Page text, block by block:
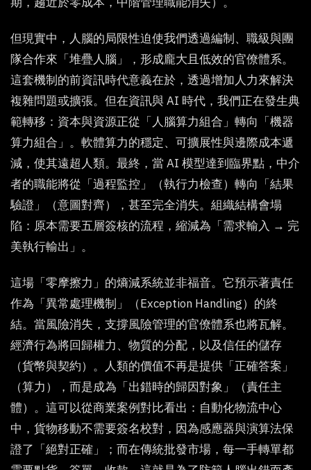
但現實中，人腦的局限性迫使我們透過編制、職級與團
隊合作來「堆疊人腦」，形成龐大且低效的官僚體系。
這套機制的前資訊時代意義在於，透過增加人力來解決
複雜問題或擴張。但在資訊與 AI 時代，我們正在發生典
範轉移：資本與資源正從「人腦算力組合」轉向「機器
算力組合」。軟體算力的穩定、可擴展性與邊際成本遞
減，使其遠超人類。最終，當 AI 模型達到臨界點，中介
者的職能將從「過程監控」（執行力檢查）轉向「結果
驗證」（意圖對齊），甚至完全消失。組織結構會塌
陷：原本需要五層簽核的流程，縮減為「需求輸入 → 完
美執行輸出」。
這場「零摩擦力」的熵減系統並非福音。它預示著責任
作為「異常處理機制」（Exception Handling）的終
結。當風險消失，支撐風險管理的官僚體系也將瓦解。
經濟行為將回歸權力、物質的分配，以及信任的儲存
（貨幣與契約）。人類的價值不再是提供「正確答案」
（算力），而是成為「出錯時的歸因對象」（責任主
體）。這可以從商業案例對比看出：自動化物流中心
中，貨物移動不需要簽名校對，因為感應器與演算法保
證了「絕對正確」；而在傳統批發市場，每一手轉單都